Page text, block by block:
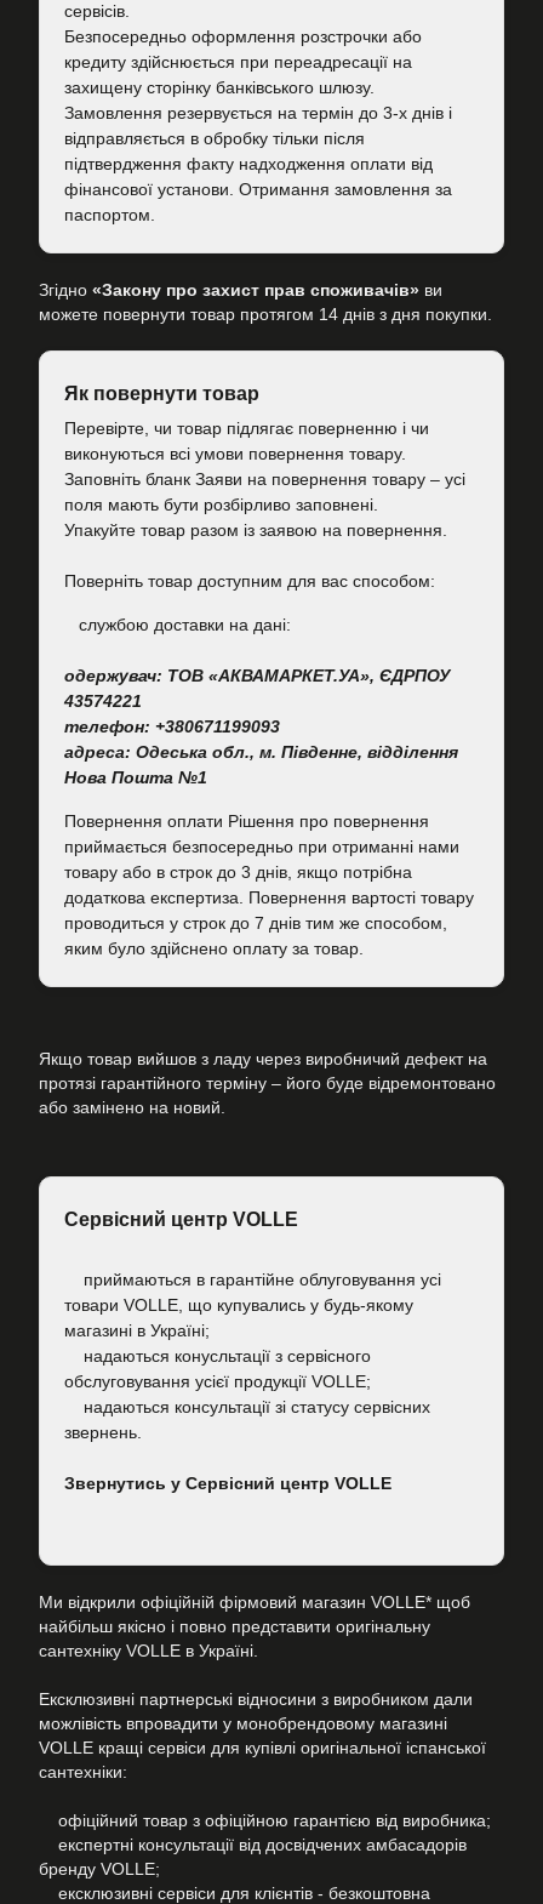
сервісів.
Безпосередньо оформлення розстрочки або
кредиту здійснюється при переадресації на
захищену сторінку банківського шлюзу.
Замовлення резервується на термін до 3-х днів і
відправляється в обробку тільки після
підтвердження факту надходження оплати від
фінансової установи. Отримання замовлення за
паспортом.
Згідно «Закону про захист прав споживачів» ви
можете повернути товар протягом 14 днів з дня покупки.
Як повернути товар
Перевірте, чи товар підлягає поверненню і чи
виконуються всі умови повернення товару.
Заповніть бланк Заяви на повернення товару – усі
поля мають бути розбірливо заповнені.
Упакуйте товар разом із заявою на повернення.
Поверніть товар доступним для вас способом:
cлужбою доставки на дані:
одержувач: ТОВ «АКВАМАРКЕТ.УА», ЄДРПОУ
43574221
телефон: +380671199093
адреса: Одеська обл., м. Південне, відділення
Нова Пошта №1
Повернення оплати Рішення про повернення
приймається безпосередньо при отриманні нами
товару або в строк до 3 днів, якщо потрібна
додаткова експертиза. Повернення вартості товару
проводиться у строк до 7 днів тим же способом,
яким було здійснено оплату за товар.
Якщо товар вийшов з ладу через виробничий дефект на
протязі гарантійного терміну – його буде відремонтовано
або замінено на новий.
Сервісний центр VOLLE
приймаються в гарантійне облуговування усі
товари VOLLE, що купувались у будь-якому
магазині в Україні;
надаються конусльтації з сервісного
обслуговування усієї продукції VOLLE;
надаються консультації зі статусу сервісних
звернень.
Звернутись у Сервісний центр VOLLE
Ми відкрили офіційній фірмовий магазин VOLLE* щоб
найбільш якісно і повно представити оригінальну
сантехніку VOLLE в Україні.
Ексклюзивні партнерські відносини з виробником дали
можлівість впровадити у монобрендовому магазині
VOLLE кращі сервіси для купівлі оригінальної іспанської
сантехніки:
офіційний товар з офіційною гарантією від виробника;
експертні консультації від досвідчених амбасадорів
бренду VOLLE;
ексклюзивні сервіси для клієнтів - безкоштовна